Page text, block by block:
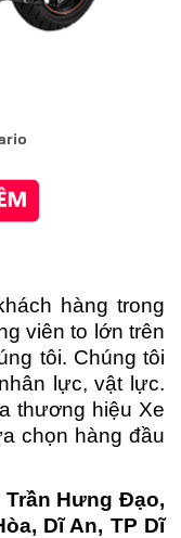
hàng trong
viên to lớn trên
tôi. Chúng tôi
lực, vật lực.
thương hiệu Xe
chọn hàng đầu
Hưng Đạo,
Dĩ An, TP Dĩ